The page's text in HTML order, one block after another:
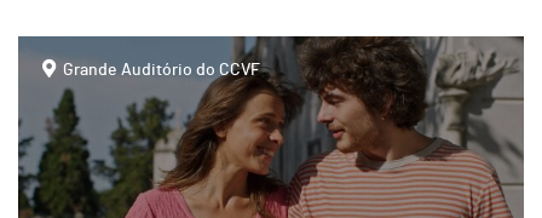
Grande Auditório do CCVF